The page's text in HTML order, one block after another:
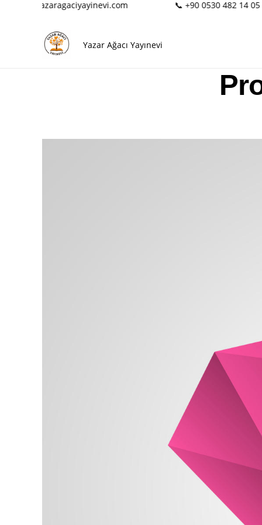
info@yazaragaciyayinevi.com 📞 +90 0530 482 14 05
Yazar Ağacı Yayınevi